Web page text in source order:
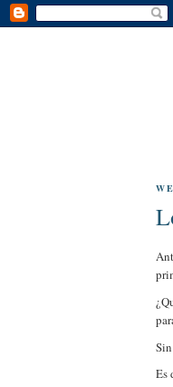
Es